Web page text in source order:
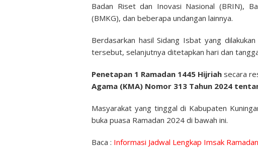
Badan Riset dan Inovasi Nasional (BRIN),
(BMKG), dan beberapa undangan lainnya.
Berdasarkan hasil Sidang Isbat yang
tersebut, selanjutnya ditetapkan hari dan
Penetapan 1 Ramadan 1445 Hijriah secara
Agama (KMA) Nomor 313 Tahun 2024
Masyarakat yang tinggal di Kabupaten
buka puasa Ramadan 2024 di bawah ini.
Baca : Informasi Jadwal Lengkap Imsak